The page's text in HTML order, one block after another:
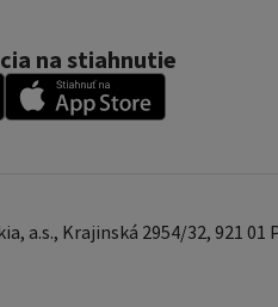
na stiahnutie
a.s., Krajinská 2954/32, 921 01